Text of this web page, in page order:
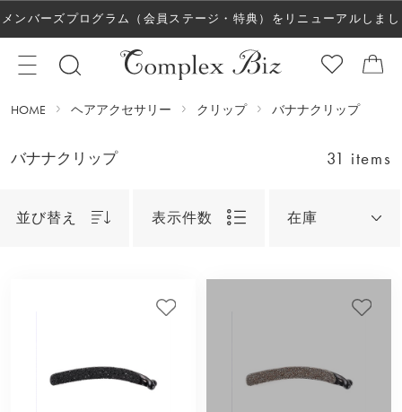
メンバーズプログラム（会員ステージ・特典）をリニューアルしまし
た！
HOME ヘアアクセサリー クリップ バナナクリップ
バナナクリップ 31 items
並び替え 表示件数 在庫